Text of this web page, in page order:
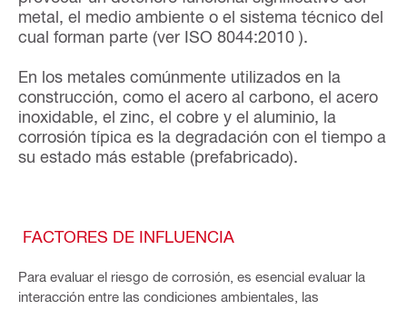
metal, el medio ambiente o el sistema técnico del
cual forman parte (ver ISO 8044:2010 ).
En los metales comúnmente utilizados en la
construcción, como el acero al carbono, el acero
inoxidable, el zinc, el cobre y el aluminio, la
corrosión típica es la degradación con el tiempo a
su estado más estable (prefabricado).
FACTORES DE INFLUENCIA
Para evaluar el riesgo de corrosión, es esencial evaluar la
interacción entre las condiciones ambientales, las